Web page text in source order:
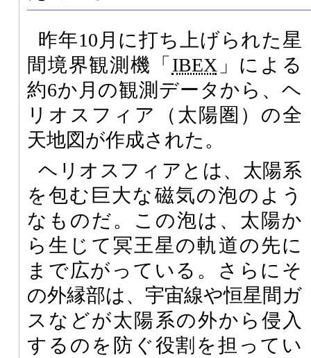
昨年10月に打ち上げられた星
間境界観測機「 IBEX 」による
約6か月の観測データから、ヘ
リオスフィア（太陽圏）の全
天地図が作成された。
ヘリオスフィアとは、太陽系
を包む巨大な磁気の泡のよう
なものだ。この泡は、太陽か
ら生じて冥王星の軌道の先に
まで広がっている。さらにそ
の外縁部は、宇宙線や恒星間ガ
スなどが太陽系の外から侵入
するのを防ぐ役割を担ってい